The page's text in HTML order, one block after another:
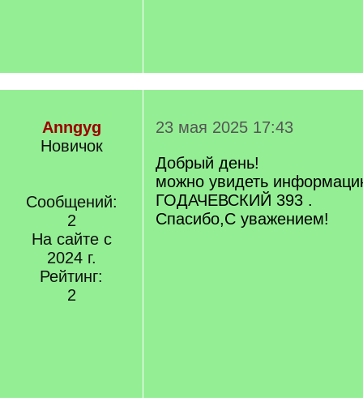
Anngyg
Новичок
Сообщений:
2
На сайте с
2024 г.
Рейтинг:
2
23 мая 2025 17:43
Добрый день!
можно увидеть
ГОДАЧЕВСКИЙ 393 .
Спасибо,С уважением!